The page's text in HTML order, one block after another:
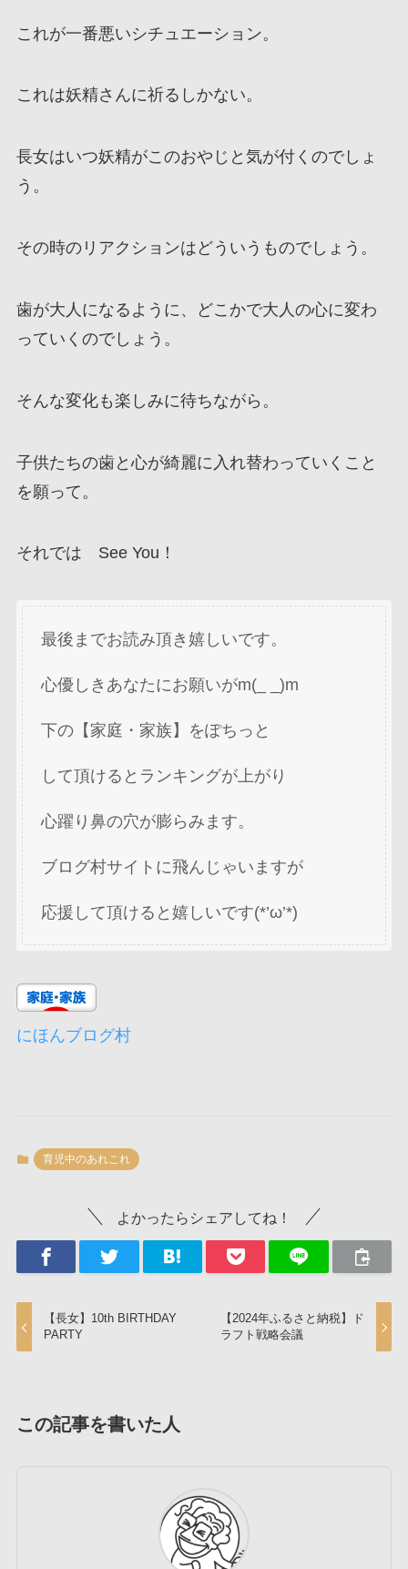
これが一番悪いシチュエーション。
これは妖精さんに祈るしかない。
長女はいつ妖精がこのおやじと気が付くのでしょ
う。
その時のリアクションはどういうものでしょう。
歯が大人になるように、どこかで大人の心に変わ
っていくのでしょう。
そんな変化も楽しみに待ちながら。
子供たちの歯と心が綺麗に入れ替わっていくこと
を願って。
それでは See You！
最後までお読み頂き嬉しいです。
心優しきあなたにお願いがm(_ _)m
下の【家庭・家族】をぽちっと
して頂けるとランキングが上がり
心躍り鼻の穴が膨らみます。
ブログ村サイトに飛んじゃいますが
応援して頂けると嬉しいです(*’ω’*)
にほんブログ村
育児中のあれこれ
よかったらシェアしてね！
【長女】10th BIRTHDAY
PARTY
【2024年ふるさと納税】ド
ラフト戦略会議
この記事を書いた人